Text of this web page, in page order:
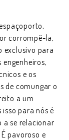
corrompê-la,
exclusivo para
e os
de comungar o
a um
para nós é
a se relacionar
pavoroso e